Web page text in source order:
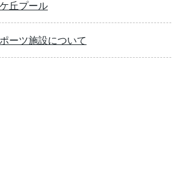
丘プール
ーツ施設について